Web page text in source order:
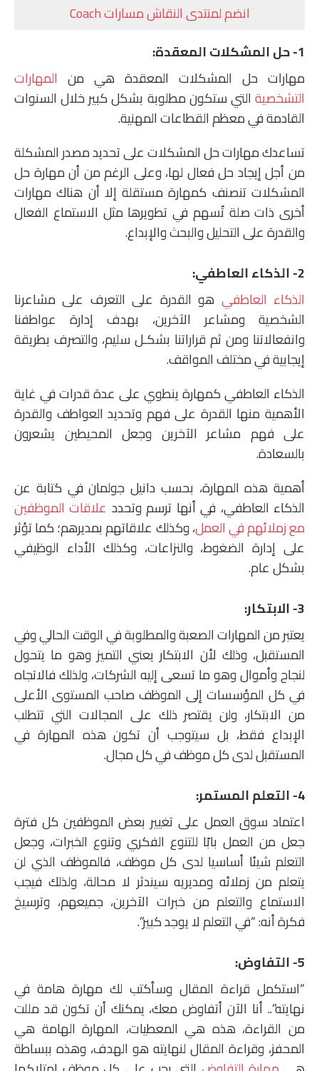
انضم لمنتدى النقاش مسارات Coach
1- حل المشكلات المعقدة:
مهارات حل المشكلات المعقدة هي من المهارات
التشخصية التي ستكون مطلوبة بشكل كبير خلال السنوات
القادمة في معظم القطاعات المهنية.
تساعدك مهارات حل المشكلات على تحديد مصدر المشكلة
من أجل إيجاد حل فعال لها، وعلى الرغم من أن مهارة حل
المشكلات تنصنف كمهارة مستقلة إلا أن هناك مهارات
أخرى ذات صلة تٌسهم في تطويرها مثل الاستماع الفعال
والقدرة على التحليل والبحث والإبداع.
2- الذكاء العاطفي:
الذكاء العاطفي هو القدرة على التعرف على مشاعرنا
الشخصية ومشاعر الآخرين، بهدف إدارة عواطفنا
وانفعالاتنا ومن ثم قراراتنا بشكـل سليم، والتصرف بطريقة
إيجابية في مختلف المواقف.
الذكاء العاطفي كمهارة ينطوي على عدة قدرات في غاية
الأهمية منها القدرة على فهم وتحديد العواطف والقدرة
على فهم مشاعر الآخرين وجعل المحيطين يشعرون
بالسعادة.
أهمية هذه المهارة، بحسب دانيل جولمان في كتابة عن
الذكاء العاطفي، في أنها ترسم وتحدد علاقات الموظفين
مع زملائهم في العمل، وكذلك علاقاتهم بمديرهم؛ كما تؤثر
على إدارة الضغوط، والنزاعات، وكذلك الأداء الوظيفي
بشكل عام.
3- الابتكار:
يعتبر من المهارات الصعبة والمطلوبة في الوقت الحالي وفي
المستقبل، وذلك لأن الابتكار يعني التميز وهو ما يتحول
لنجاح وأموال وهو ما تسعى إليه الشركات، ولذلك فالاتجاه
في كل المؤسسات إلى الموظف صاحب المستوى الأعلى
من الابتكار، ولن يقتصر ذلك على المجالات التي تتطلب
الإبداع فقط، بل سيتوجب أن تكون هذه المهارة في
المستقبل لدى كل موظف في كل مجال.
4- التعلم المستمر:
اعتماد سوق العمل على تغيير بعض الموظفين كل فترة
جعل من العمل بابًا للتنوع الفكري وتنوع الخبرات، وجعل
التعلم شيئا أساسيا لدى كل موظف، فالموظف الذي لن
يتعلم من زملائه ومديريه سيندثر لا محالة، ولذلك فيجب
الاستماع والتعلم من خبرات الآخرين، جميعهم، وترسيخ
فكرة أنه: “في التعلم لا يوجد كبير”.
5- التفاوض:
“استكمل قراءة المقال وسأكتب لك مهارة هامة في
نهايته”.. أنا الآن أتفاوض معك، يمكنك أن تكون قد مللت
من القراءة، هذه هي المعطيات، المهارة الهامة هي
المحفز، وقراءة المقال لنهايته هو الهدف، وهذه ببساطة